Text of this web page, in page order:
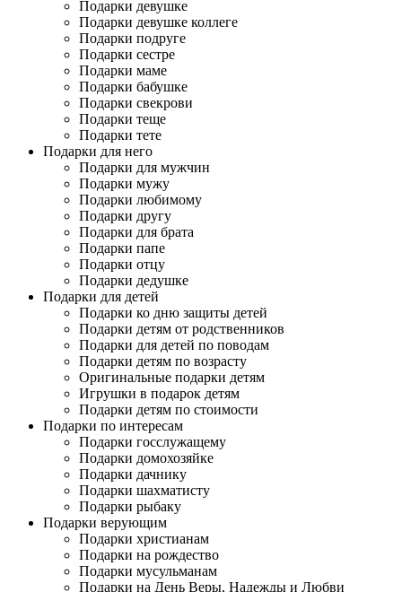
Подарки девушке
Подарки девушке коллеге
Подарки подруге
Подарки сестре
Подарки маме
Подарки бабушке
Подарки свекрови
Подарки теще
Подарки тете
Подарки для него
Подарки для мужчин
Подарки мужу
Подарки любимому
Подарки другу
Подарки для брата
Подарки папе
Подарки отцу
Подарки дедушке
Подарки для детей
Подарки ко дню защиты детей
Подарки детям от родственников
Подарки для детей по поводам
Подарки детям по возрасту
Оригинальные подарки детям
Игрушки в подарок детям
Подарки детям по стоимости
Подарки по интересам
Подарки госслужащему
Подарки домохозяйке
Подарки дачнику
Подарки шахматисту
Подарки рыбаку
Подарки верующим
Подарки христианам
Подарки на рождество
Подарки мусульманам
Подарки на День Веры, Надежды и Любви